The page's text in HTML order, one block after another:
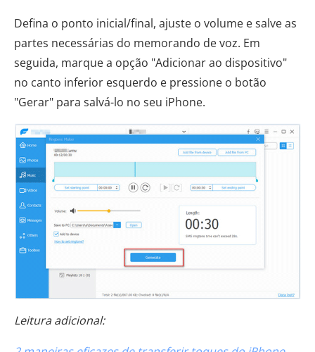
Defina o ponto inicial/final, ajuste o volume e salve as
partes necessárias do memorando de voz. Em
seguida, marque a opção "Adicionar ao dispositivo"
no canto inferior esquerdo e pressione o botão
"Gerar" para salvá-lo no seu iPhone.
Leitura adicional: